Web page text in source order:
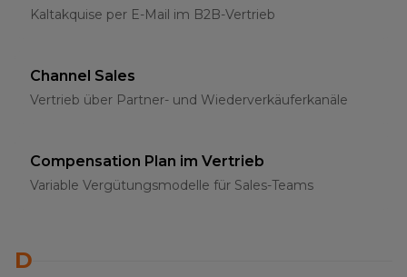
Kaltakquise per E-Mail im B2B-Vertrieb
Channel Sales
Vertrieb über Partner- und Wiederverkäuferkanäle
Compensation Plan im Vertrieb
Variable Vergütungsmodelle für Sales-Teams
D